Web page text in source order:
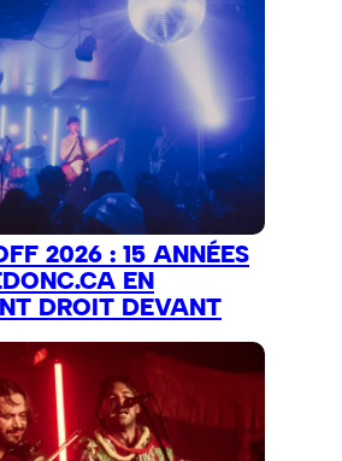
2026 : 15 ANNÉES
EN
DROIT DEVANT